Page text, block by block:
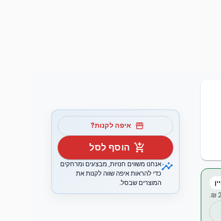
storefront איפה לקנות?
add_shopping_cart הוסף לסל
insightsאנחנו משווים חנויות, מבצעים ומרחקים
כדי להראות איפה שווה לקנות את
המוצרים שבסל.